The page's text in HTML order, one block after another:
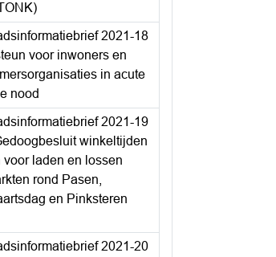
2021-18
voor inwoners en
in acute
nood
2021-19
winkeltijden
voor laden en lossen
rond Pasen,
en Pinksteren
2021-20